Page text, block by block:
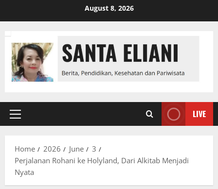
August 8, 2026
Primary
LIVE
Home 2026 June
3
Perjalanan Rohani ke Holyland, Dari Alkitab Menjadi
Nyata